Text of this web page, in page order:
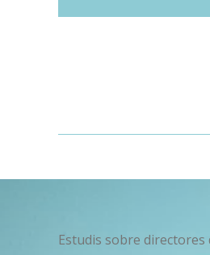
Estudis sobre directores